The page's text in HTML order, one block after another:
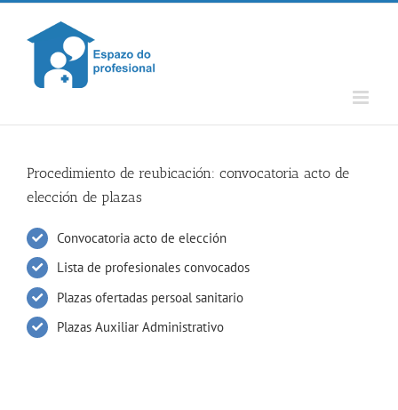
Skip
content
Procedimiento de reubicación: convocatoria acto de
elección de plazas
Convocatoria acto de elección
Lista de profesionales convocados
Plazas ofertadas persoal sanitario
Plazas Auxiliar Administrativo